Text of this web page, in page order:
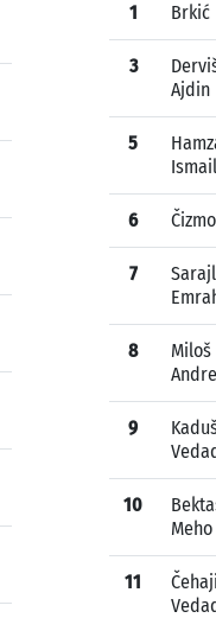
1 Brkić
3
Ajdin
5
Ismail
6
7
8
Miloš
9
10
Meho
11